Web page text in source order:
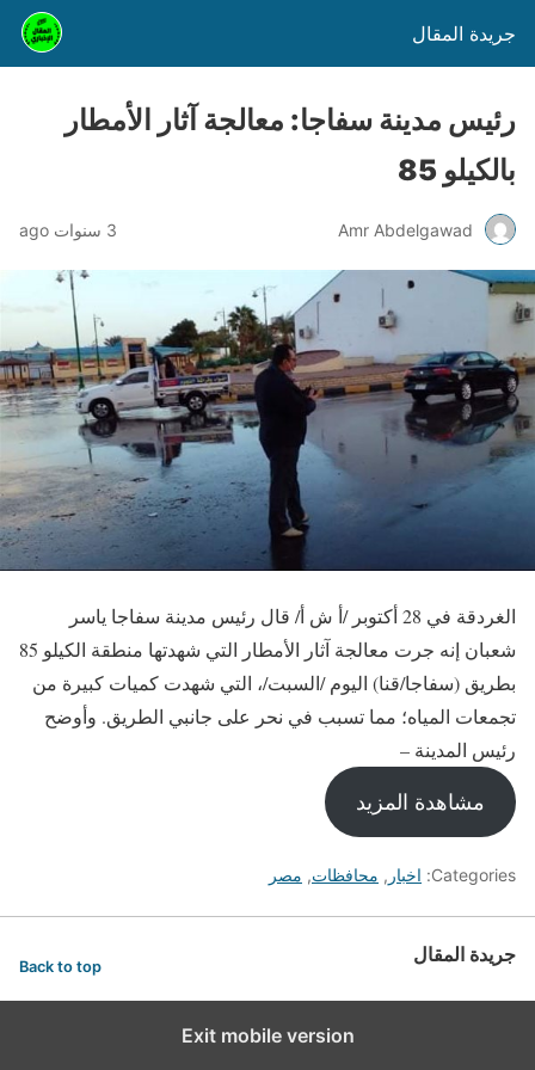
جريدة المقال
رئيس مدينة سفاجا: معالجة آثار الأمطار
بالكيلو 85
Amr Abdelgawad 3 سنوات ago
الغردقة في 28 أكتوبر /أ ش أ/ قال رئيس مدينة سفاجا ياسر
شعبان إنه جرت معالجة آثار الأمطار التي شهدتها منطقة الكيلو 85
بطريق (سفاجا/قنا) اليوم /السبت/، التي شهدت كميات كبيرة من
تجمعات المياه؛ مما تسبب في نحر على جانبي الطريق. وأوضح
رئيس المدينة –
مشاهدة المزيد
Categories: اخبار , محافظات, مصر
جريدة المقال Back to top
Exit mobile version